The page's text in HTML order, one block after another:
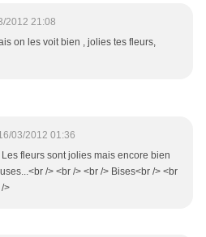
2012 21:08
on les voit bien , jolies tes fleurs,
03/2012 01:36
Les fleurs sont jolies mais encore bien
/> <br /> <br /> Bises<br /> <br
>